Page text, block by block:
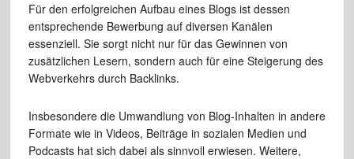
Für den erfolgreichen Aufbau eines Blogs ist dessen
entsprechende Bewerbung auf diversen Kanälen
essenziell. Sie sorgt nicht nur für das Gewinnen von
zusätzlichen Lesern, sondern auch für eine Steigerung des
Webverkehrs durch Backlinks.
Insbesondere die Umwandlung von Blog-Inhalten in andere
Formate wie in Videos, Beiträge in sozialen Medien und
Podcasts hat sich dabei als sinnvoll erwiesen. Weitere,